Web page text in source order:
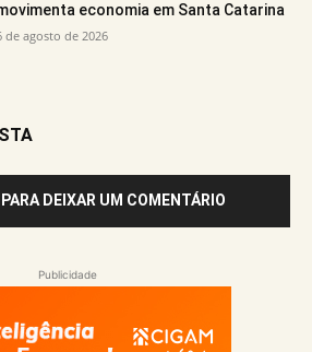
economia em Santa Catarina
de agosto de 2026
DEIXAR UM COMENTÁRIO
Publicidade